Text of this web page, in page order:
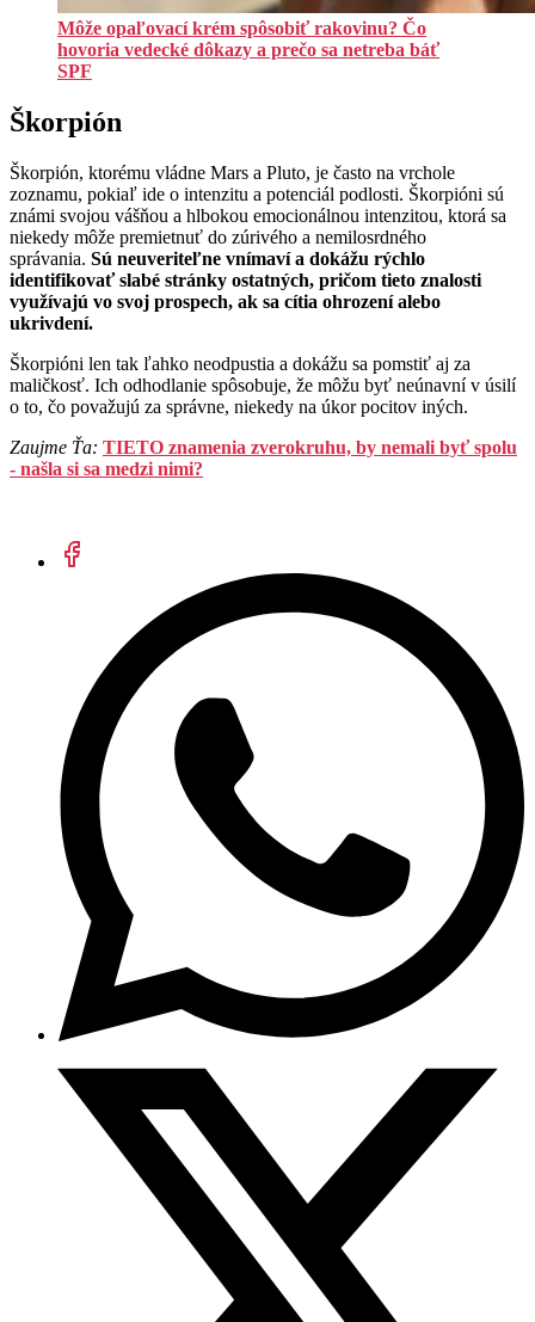
Môže opaľovací krém spôsobiť rakovinu? Čo
hovoria vedecké dôkazy a prečo sa netreba báť
SPF
Škorpión
Škorpión, ktorému vládne Mars a Pluto, je často na vrchole
zoznamu, pokiaľ ide o intenzitu a potenciál podlosti. Škorpióni sú
známi svojou vášňou a hlbokou emocionálnou intenzitou, ktorá sa
niekedy môže premietnuť do zúrivého a nemilosrdného
správania. Sú neuveriteľne vnímaví a dokážu rýchlo
identifikovať slabé stránky ostatných, pričom tieto znalosti
využívajú vo svoj prospech, ak sa cítia ohrození alebo
ukrivdení.
Škorpióni len tak ľahko neodpustia a dokážu sa pomstiť aj za
maličkosť. Ich odhodlanie spôsobuje, že môžu byť neúnavní v úsilí
o to, čo považujú za správne, niekedy na úkor pocitov iných.
Zaujme Ťa: TIETO znamenia zverokruhu, by nemali byť spolu
- našla si sa medzi nimi?